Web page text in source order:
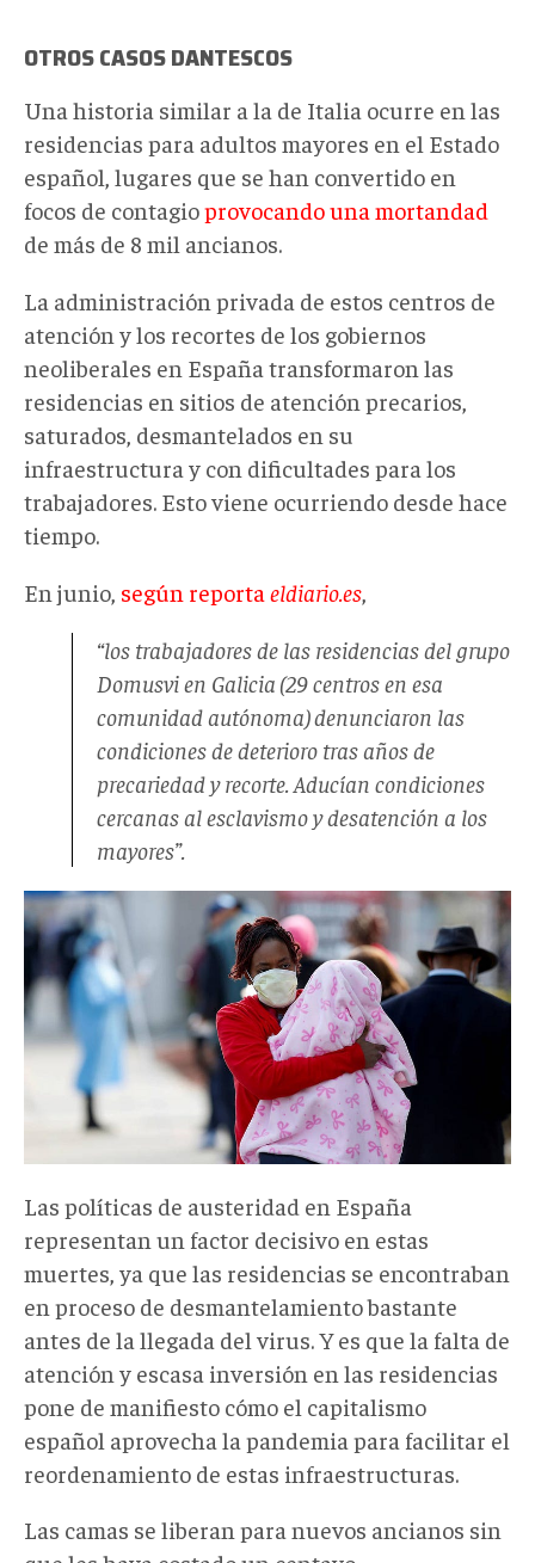
OTROS CASOS DANTESCOS
Una historia similar a la de Italia ocurre en las
residencias para adultos mayores en el Estado
español, lugares que se han convertido en
focos de contagioprovocando una mortandad
de más de 8 mil ancianos.
La administración privada de estos centros de
atención y los recortes de los gobiernos
neoliberales en España transformaron las
residencias en sitios de atención precarios,
saturados, desmantelados en su
infraestructura y con dificultades para los
trabajadores. Esto viene ocurriendo desde hace
tiempo.
En junio, según reporta eldiario.es
“los trabajadores de las residencias del grupo
Domusvi en Galicia (29 centros en esa
comunidad autónoma) denunciaron las
condiciones de deterioro tras años de
precariedad y recorte. Aducían condiciones
cercanas al esclavismo y desatención a los
mayores”.
Las políticas de austeridad en España
representan un factor decisivo en estas
muertes, ya que las residencias se encontraban
en proceso de desmantelamiento bastante
antes de la llegada del virus. Y es que la falta de
atención y escasa inversión en las residencias
pone de manifiesto cómo el capitalismo
español aprovecha la pandemia para facilitar el
reordenamiento de estas infraestructuras.
Las camas se liberan para nuevos ancianos sin